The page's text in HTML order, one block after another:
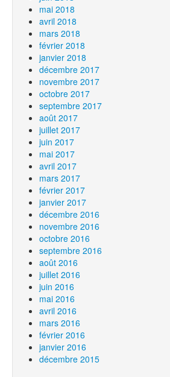
mai 2018
avril 2018
mars 2018
février 2018
janvier 2018
décembre 2017
novembre 2017
octobre 2017
septembre 2017
août 2017
juillet 2017
juin 2017
mai 2017
avril 2017
mars 2017
février 2017
janvier 2017
décembre 2016
novembre 2016
octobre 2016
septembre 2016
août 2016
juillet 2016
juin 2016
mai 2016
avril 2016
mars 2016
février 2016
janvier 2016
décembre 2015